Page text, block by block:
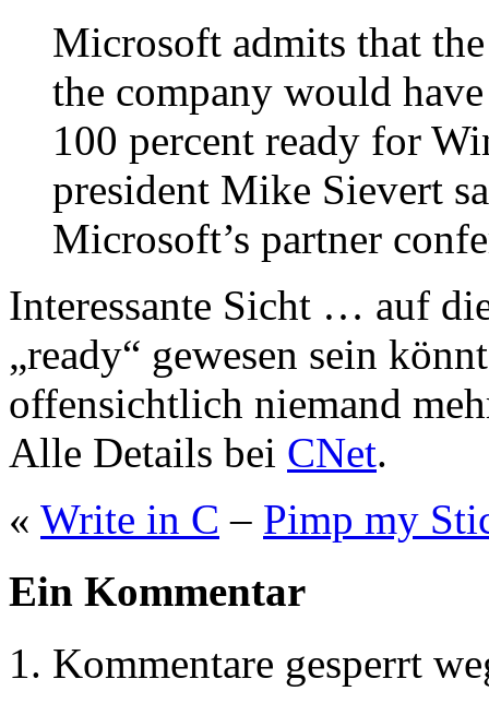
Microsoft admits that
the company would
100 percent ready for
president Mike Sievert
Microsoft’s partner
Interessante Sicht … auf
„ready“ gewesen sein
offensichtlich niemand
Alle Details bei CNet.
« Write in C – Pimp my
Ein Kommentar
Kommentare gesperrt